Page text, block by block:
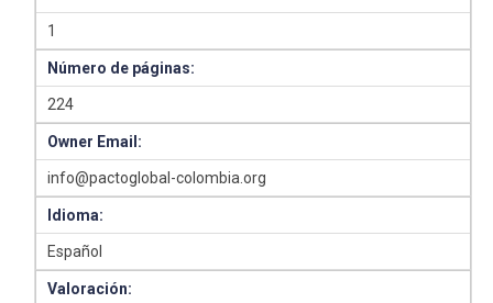
1
Número de páginas:
224
Owner Email:
info@pactoglobal-colombia.org
Idioma:
Español
Valoración: